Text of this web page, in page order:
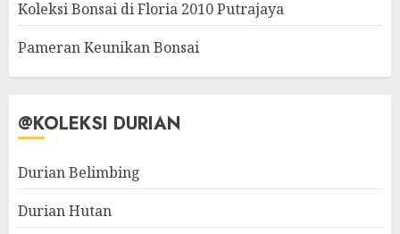
Koleksi Bonsai di Floria 2010 Putrajaya
Pameran Keunikan Bonsai
@KOLEKSI DURIAN
Durian Belimbing
Durian Hutan